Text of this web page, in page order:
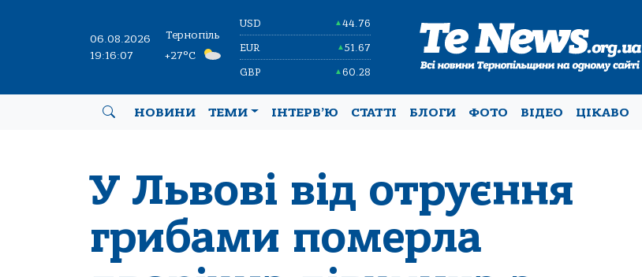
06.08.2026
19:16:08
Тернопіль
+27°C
USD ▲44.76
EUR ▲51.67
GBP ▲60.28
НОВИНИ ТЕМИ ІНТЕРВ’Ю СТАТТІ БЛОГИ ФОТО ВІДЕО ЦІКАВО
У Львові від отруєння
грибами померла